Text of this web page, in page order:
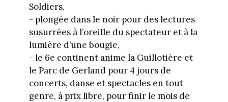
Soldiers,
- plongée dans le noir pour des lectures
susurrées à l’oreille du spectateur et à la
lumière d’une bougie,
- le 6e continent anime la Guillotière et
le Parc de Gerland pour 4 jours de
concerts, danse et spectacles en tout
genre, à prix libre, pour finir le mois de